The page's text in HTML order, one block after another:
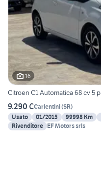
16
Citroen C1 Automatica 68 cv 5
9.290 €Carlentini(SR)
Usato
01/2015 99998 Km
Rivenditore EF Motors srls